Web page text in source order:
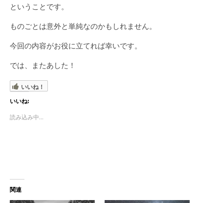
ということです。
ものごとは意外と単純なのかもしれません。
今回の内容がお役に立てれば幸いです。
では、またあした！
いいね！
いいね:
読み込み中...
関連